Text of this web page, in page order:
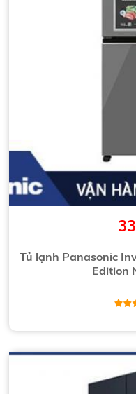
Tủ lạnh Panasonic
Edition